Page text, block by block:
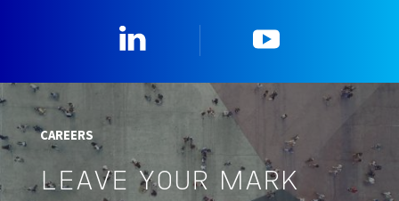
CAREERS
LEAVE YOUR MARK